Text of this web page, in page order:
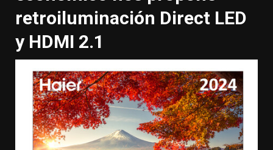
retroiluminación Direct LED
y HDMI 2.1